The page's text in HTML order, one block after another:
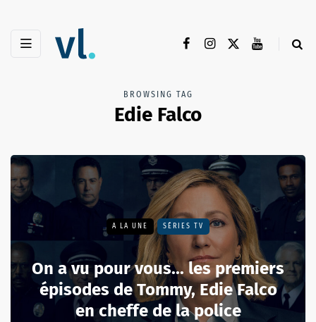
BROWSING TAG
Edie Falco
A LA UNE SÉRIES TV
On a vu pour vous... les premiers
épisodes de Tommy, Edie Falco
en cheffe de la police